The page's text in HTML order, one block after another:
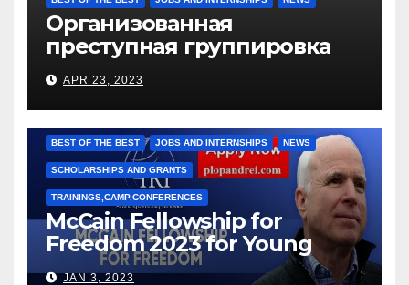
Организованная
преступная группировка
под руководством Игоря
Рижкова (Ryzhkov Ihor) и
Марии Соколовой
APR 23, 2023
BEST OF THE BEST JOBS AND INTERNSHIPS NEWS
SCHOLARSHIPS AND GRANTS
TRAININGS,CAMP,CONFERENCES
McCain Fellowship for
Freedom 2023 for Young
Leaders
JAN 3, 2023